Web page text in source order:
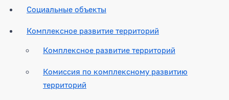
Социальные объекты
Комплексное развитие территорий
Комплексное развитие территорий
Комиссия по комплексному развитию
территорий